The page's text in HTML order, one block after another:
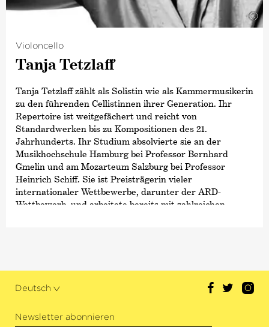
©
Violoncello
Tanja Tetzlaff
Tanja Tetzlaff zählt als Solistin wie als Kammermusikerin
zu den führenden Cellistinnen ihrer Generation. Ihr
Repertoire ist weitgefächert und reicht von
Standardwerken bis zu Kompositionen des 21.
Jahrhunderts. Ihr Studium absolvierte sie an der
Musikhochschule Hamburg bei Professor Bernhard
Gmelin und am Mozarteum Salzburg bei Professor
Heinrich Schiff. Sie ist Preisträgerin vieler
internationaler Wettbewerbe, darunter der ARD-
Wettbewerb, und arbeitete bereits mit zahlreichen
Cellokonzerte von Wolfgang Rihm und Ernst Toch ein.
In der vergangenen Saison trat Tanja Tetzlaff u. a. mit
Deutsch
Newsletter abonnieren